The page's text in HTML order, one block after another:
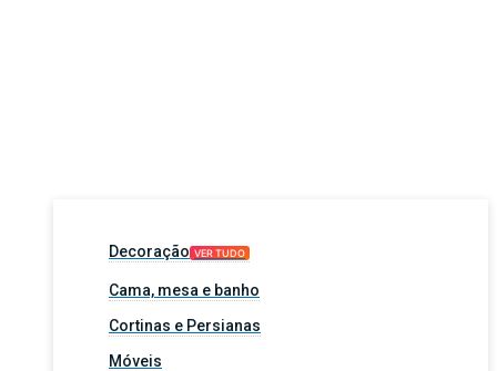
Decoração VER TUDO
Cama, mesa e banho
Cortinas e Persianas
Móveis